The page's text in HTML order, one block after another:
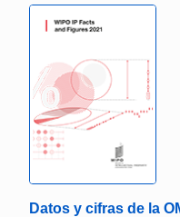
Datos y cifras de la